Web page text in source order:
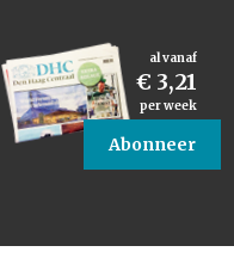
al vanaf
€ 3,21
per week
Abonneer